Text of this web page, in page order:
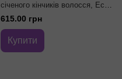
січеного кінчиків волосся, Eco
Boost, 237 мл
615.00 грн
Купити